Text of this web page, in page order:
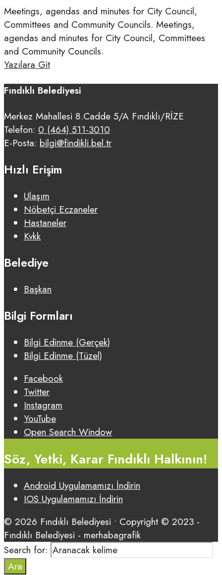
Meetings, agendas and minutes for City Council,
Committees and Community Councils. Meetings,
agendas and minutes for City Council, Committees
and Community Councils.
Yazılara Git
Fındıklı Belediyesi
Merkez Mahallesi 8.Cadde 5/A Fındıklı/RİZE
Telefon: 0 (464) 511-3010
E-Posta: bilgi@findikli.bel.tr
Hızlı Erişim
Ulaşım
Nöbetçi Eczaneler
Hastaneler
Kvkk
Belediye
Başkan
Bilgi Formları
Bilgi Edinme (Gerçek)
Bilgi Edinme (Tüzel)
Facebook
Twitter
Instagram
YouTube
Open Search Window
Söz, Yetki, Karar Fındıklı Halkının!
Android Uygulamamızı İndirin
IOS Uygulamamızı İndirin
© 2026 Fındıklı Belediyesi • Copyright © 2023 -
Fındıklı Belediyesi - merhabagrafik
Search for:
Ara